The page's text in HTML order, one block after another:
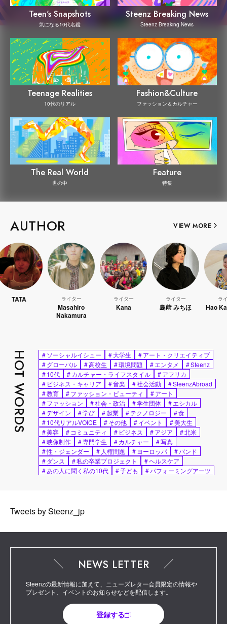
Teen's Snapshots
気になる10代名鑑
Steenz Breaking News
Steenz Breaking News
Teenage Realities
10代のリアル
Fashion&Culture
ファッション＆カルチャー
The Real World
世の中
Feature
特集
AUTHOR VIEW MORE
Masahiro
Nakamura
島﨑 みちほ Hao
HOT WORDS #ソーシャルイシュー #大学生 #アート・クリエイティブ
#グローバル #高校生 #環境問題 #エンタメ #Steenz
#10代 #カルチャー・ライフスタイル #アフリカ
# ビジネス・キャリア #音楽 #社会活動 #SteenzAbroad
#教育 #ファッション・ビューティ #アート
#ファッション #社会・政治 #学生団体 #エシカル
#デザイン #学び #起業 #テクノロジー #食
#10代リアルVOICE #その他 #イベント #美大生
#美容 # コミュニティ # ビジネス #アジア #北米
#映像制作 #専門学生 #カルチャー #写真
#性・ジェンダー # 人権問題 #ヨーロッパ #バンド
#ダンス #私の卒業プロジェクト #ヘルスケア
#あの人に聞く私の10代 #子ども #パフォーミングアーツ
Tweets by Steenz_jp
NEWS LETTER
Steenzの最新情報に加えて、ニューズレター会員限定の情報や
プレゼント、イベントのお知らせなどを配信します。
登録する